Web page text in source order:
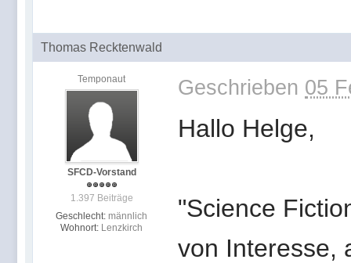
Thomas Recktenwald
Temponaut
SFCD-Vorstand
1.397 Beiträge
Geschlecht: männlich
Wohnort: Lenzkirch
Geschrieben 05
Hallo Helge,
"Science
von Interesse,